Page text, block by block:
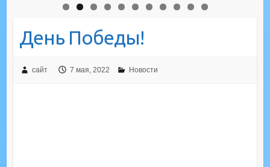
День Победы!
сайт 7 мая, 2022 Новости